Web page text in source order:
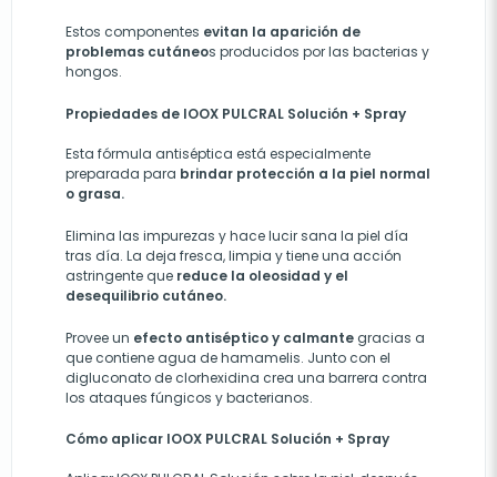
Estos componentes evitan la aparición de
problemas cutáneos producidos por las bacterias y
hongos.
Propiedades de IOOX PULCRAL Solución + Spray
Esta fórmula antiséptica está especialmente
preparada para brindar protección a la piel normal
o grasa.
Elimina las impurezas y hace lucir sana la piel día
tras día. La deja fresca, limpia y tiene una acción
astringente que reduce la oleosidad y el
desequilibrio cutáneo.
Provee un efecto antiséptico y calmante gracias a
que contiene agua de hamamelis. Junto con el
digluconato de clorhexidina crea una barrera contra
los ataques fúngicos y bacterianos.
Cómo aplicar IOOX PULCRAL Solución + Spray